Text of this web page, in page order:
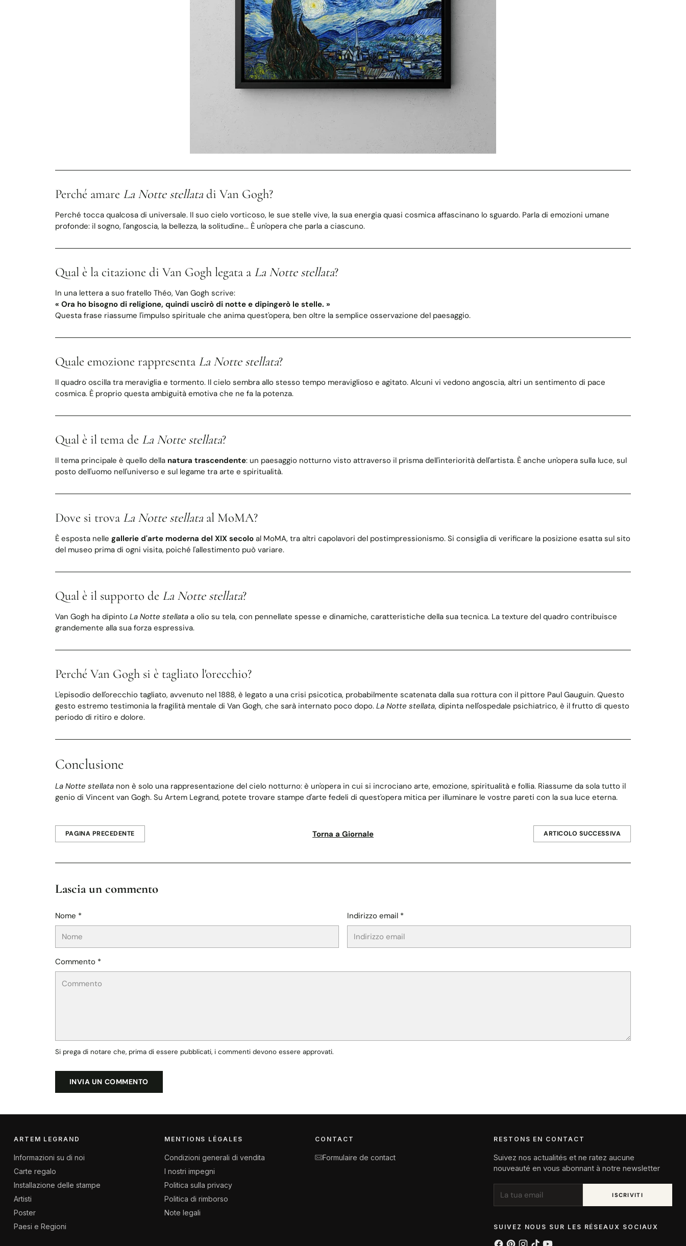
Perché amare La Notte stellatadi Van Gogh?
Perché tocca qualcosa di universale. Il suo cielo vorticoso, le sue stelle vive, la sua energia quasi cosmica affascinano lo sguardo. Parla di emozioni umane
profonde: il sogno, l'angoscia, la bellezza, la solitudine... È un'opera che parla a ciascuno.
Qual è la citazione di Van Gogh legata a La Notte stellata?
In una lettera a suo fratello Théo, Van Gogh scrive:
« Ora ho bisogno di religione, quindi uscirò di notte e dipingerò le stelle. »
Questa frase riassume l'impulso spirituale che anima quest'opera, ben oltre la semplice osservazione del paesaggio.
Quale emozione rappresenta La Notte stellata?
Il quadro oscilla tra meraviglia e tormento. Il cielo sembra allo stesso tempo meraviglioso e agitato. Alcuni vi vedono angoscia, altri un sentimento di pace
cosmica. È proprio questa ambiguità emotiva che ne fa la potenza.
Qual è il tema de La Notte stellata?
Il tema principale è quello della natura trascendente: un paesaggio notturno visto attraverso il prisma dell'interiorità dell'artista. È anche un'opera sulla luce, sul
posto dell'uomo nell'universo e sul legame tra arte e spiritualità.
Dove si trova La Notte stellataal MoMA?
È esposta nelle gallerie d'arte moderna del XIX secoloal MoMA, tra altri capolavori del postimpressionismo. Si consiglia di verificare la posizione esatta sul sito
del museo prima di ogni visita, poiché l'allestimento può variare.
Qual è il supporto de La Notte stellata?
Van Gogh ha dipinto La Notte stellataa olio su tela, con pennellate spesse e dinamiche, caratteristiche della sua tecnica. La texture del quadro contribuisce
grandemente alla sua forza espressiva.
Perché Van Gogh si è tagliato l'orecchio?
L'episodio dell'orecchio tagliato, avvenuto nel 1888, è legato a una crisi psicotica, probabilmente scatenata dalla sua rottura con il pittore Paul Gauguin. Questo
gesto estremo testimonia la fragilità mentale di Van Gogh, che sarà internato poco dopo. La Notte stellata, dipinta nell'ospedale psichiatrico, è il frutto di questo
periodo di ritiro e dolore.
Conclusione
La Notte stellatanon è solo una rappresentazione del cielo notturno: è un'opera in cui si incrociano arte, emozione, spiritualità e follia. Riassume da sola tutto il
genio di Vincent van Gogh. Su Artem Legrand, potete trovare stampe d'arte fedeli di quest'opera mitica per illuminare le vostre pareti con la sua luce eterna.
PAGINA PRECEDENTE ARTICOLO SUCCESSIVA
Torna a Giornale
Lascia un commento
Nome * Indirizzo email *
Commento *
Si prega di notare che, prima di essere pubblicati, i commenti devono essere approvati.
INVIA UN COMMENTO
ARTEM LEGRAND
Informazioni su di noi
Carte regalo
Installazione delle stampe
Artisti
Poster
Paesi e Regioni
MENTIONS LÉGALES
Condizioni generali di vendita
I nostri impegni
Politica sulla privacy
Politica di rimborso
Note legali
CONTACT
Formulaire de contact
RESTONS EN CONTACT
Suivez nos actualités et ne ratez aucune
nouveauté en vous abonnant à notre newsletter
tua
ISCRIVITI
SUIVEZ NOUS SUR LES RÉSEAUX SOCIAUX